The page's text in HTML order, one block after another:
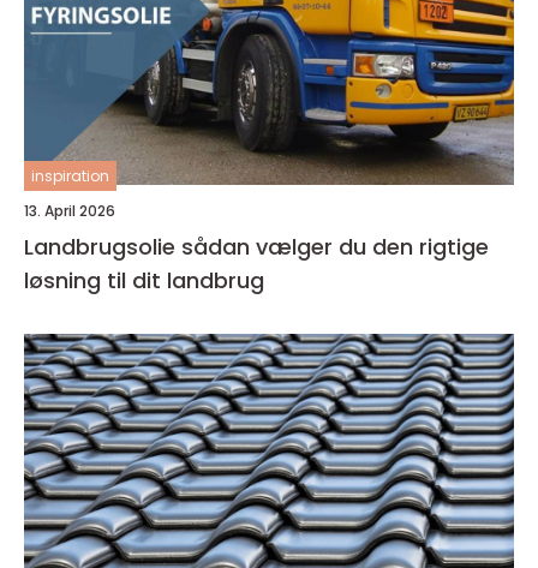
inspiration
13. April 2026
Landbrugsolie sådan vælger du den rigtige
løsning til dit landbrug